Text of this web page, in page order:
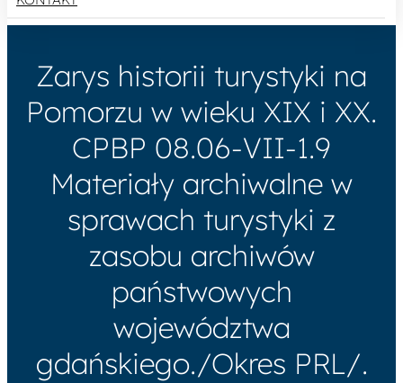
Zarys historii turystyki na
Pomorzu w wieku XIX i XX.
CPBP 08.06-VII-1.9
Materiały archiwalne w
sprawach turystyki z
zasobu archiwów
państwowych
województwa
gdańskiego./Okres PRL/.